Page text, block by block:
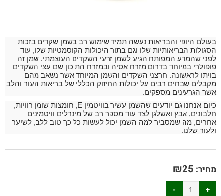
בעולם היופי והבריאות נעשה תמיד שימוש רב בשמן שקדים בזכות
הסגולות הבריאותיות שלו וגם בתור היכולות הקוסמטיות שלו, עוד
לפני שהמדע המפותח הגיע לשמן זרעי השקדים העוצמתי. שמן זה
פופולרי במיוחד בדרום מזרח אסיה ובמזרח התיכון שם עצי השקדים
בויתו לראשונה. חרצני השקדים והשמן המיוחד אשר נשאב מהם
מקבלים שבחים רבים על יכולות החיזוק הכללי של בריאות העור והלב
אשר הגרעינים מספקים.
כיום אנחנו גם יודעים שהשמן עשיר בוויטמין E, חומצות שומן רוויות,
חלבונים, אבץ ואשלגן לצד עוד מספר רב של מינרלים וויטמינים
אחרים, מה שמסביר למה השמן יכול לעשות כל כך טוב ללב, לשיער
ולעור שלנו.
מחיר: ₪25